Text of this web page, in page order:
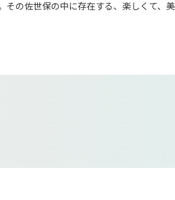
の佐世保の中に存在する、楽しくて